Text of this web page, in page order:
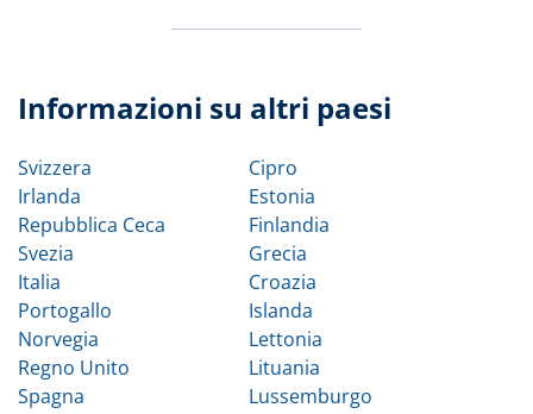
Informazioni su altri paesi
Svizzera
Irlanda
Repubblica Ceca
Svezia
Italia
Portogallo
Norvegia
Regno Unito
Spagna
Cipro
Estonia
Finlandia
Grecia
Croazia
Islanda
Lettonia
Lituania
Lussemburgo